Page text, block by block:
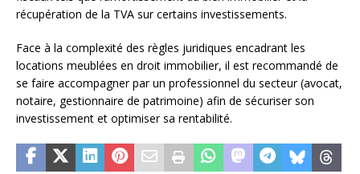
récupération de la TVA sur certains investissements.
Face à la complexité des règles juridiques encadrant les
locations meublées en droit immobilier, il est recommandé de
se faire accompagner par un professionnel du secteur (avocat,
notaire, gestionnaire de patrimoine) afin de sécuriser son
investissement et optimiser sa rentabilité.